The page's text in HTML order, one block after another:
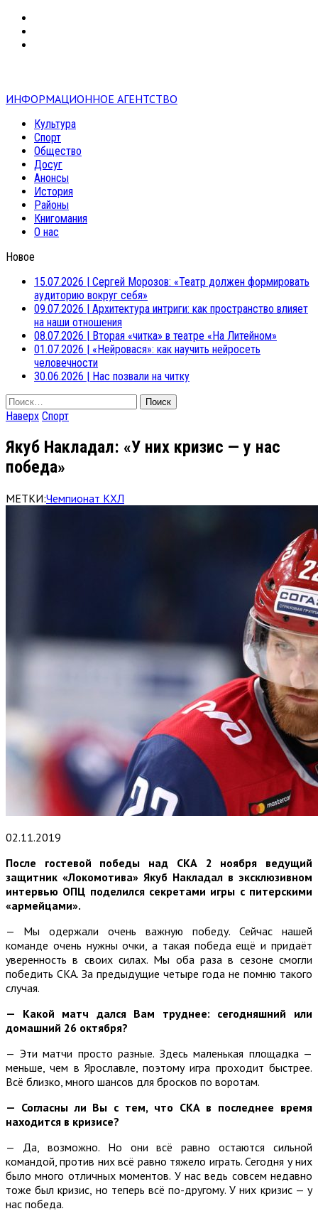
ИНФОРМАЦИОННОЕ АГЕНТСТВО
Культура
Спорт
Общество
Досуг
Анонсы
История
Районы
Книгомания
О нас
Новое
15.07.2026 | Сергей Морозов: «Театр должен формировать
аудиторию вокруг себя»
09.07.2026 | Архитектура интриги: как пространство влияет
на наши отношения
08.07.2026 | Вторая «читка» в театре «На Литейном»
01.07.2026 | «Нейровася»: как научить нейросеть
человечности
30.06.2026 | Нас позвали на читку
Найти:
Наверх Спорт
Якуб Накладал: «У них кризис — у нас
победа»
МЕТКИ:Чемпионат КХЛ
02.11.2019
После гостевой победы над СКА 2 ноября ведущий
защитник «Локомотива» Якуб Накладал в эксклюзивном
интервью ОПЦ поделился секретами игры с питерскими
«армейцами».
— Мы одержали очень важную победу. Сейчас нашей
команде очень нужны очки, а такая победа ещё и придаёт
уверенность в своих силах. Мы оба раза в сезоне смогли
победить СКА. За предыдущие четыре года не помню такого
случая.
— Какой матч дался Вам труднее: сегодняшний или
домашний 26 октября?
— Эти матчи просто разные. Здесь маленькая площадка —
меньше, чем в Ярославле, поэтому игра проходит быстрее.
Всё близко, много шансов для бросков по воротам.
— Согласны ли Вы с тем, что СКА в последнее время
находится в кризисе?
— Да, возможно. Но они всё равно остаются сильной
командой, против них всё равно тяжело играть. Сегодня у них
было много отличных моментов. У нас ведь совсем недавно
тоже был кризис, но теперь всё по-другому. У них кризис — у
нас победа.